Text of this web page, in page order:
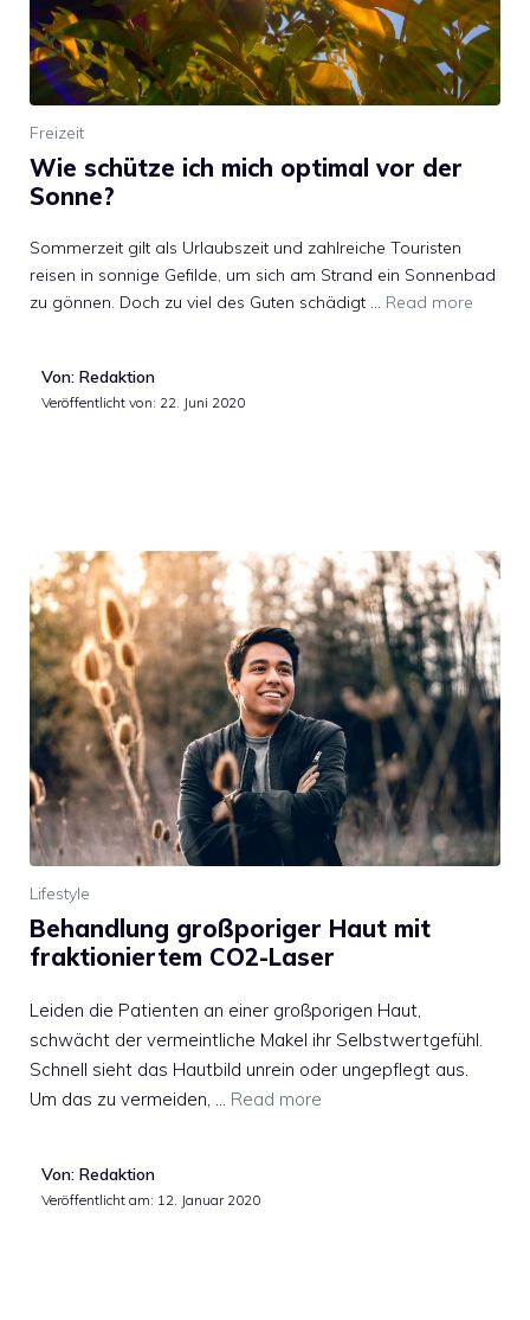
Freizeit
Wie schütze ich mich optimal vor der
Sonne?
Sommerzeit gilt als Urlaubszeit und zahlreiche Touristen
reisen in sonnige Gefilde, um sich am Strand ein Sonnenbad
zu gönnen. Doch zu viel des Guten schädigt … Read more
Von: Redaktion
Veröffentlicht von: 22. Juni 2020
Lifestyle
Behandlung großporiger Haut mit
fraktioniertem CO2-Laser
Leiden die Patienten an einer großporigen Haut,
schwächt der vermeintliche Makel ihr Selbstwertgefühl.
Schnell sieht das Hautbild unrein oder ungepflegt aus.
Um das zu vermeiden, … Read more
Von: Redaktion
Veröffentlicht am: 12. Januar 2020